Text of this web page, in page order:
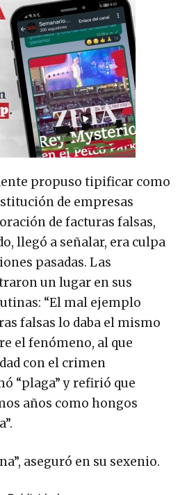
propuso tipificar como
de empresas
de facturas falsas,
llegó a señalar, era culpa
pasadas. Las
un lugar en sus
“El mal ejemplo
falsas lo daba el mismo
el fenómeno, al que
con el crimen
“plaga” y refirió que
años como hongos
aseguró en su sexenio.